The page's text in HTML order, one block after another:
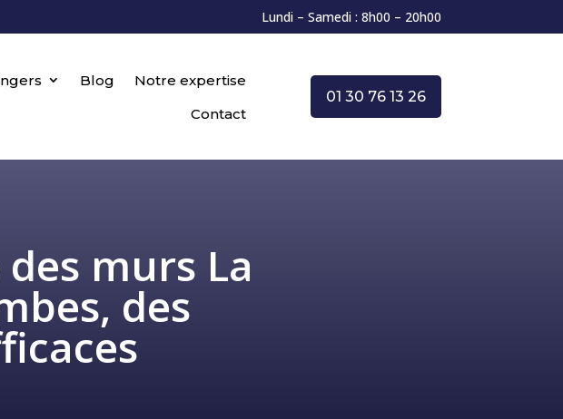
Lundi – Samedi : 8h00 – 20h00
Blog
Notre expertise
Contact
01 30 76 13 26
murs La
des